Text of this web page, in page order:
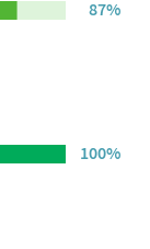
87%
100%